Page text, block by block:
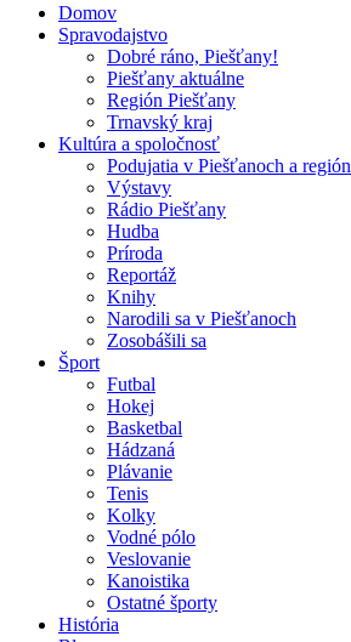
Domov
Spravodajstvo
Dobré ráno, Piešťany!
Piešťany aktuálne
Región Piešťany
Trnavský kraj
Kultúra a spoločnosť
Podujatia v Piešťanoch a región
Výstavy
Rádio Piešťany
Hudba
Príroda
Reportáž
Knihy
Narodili sa v Piešťanoch
Zosobášili sa
Šport
Futbal
Hokej
Basketbal
Hádzaná
Plávanie
Tenis
Kolky
Vodné pólo
Veslovanie
Kanoistika
Ostatné športy
História